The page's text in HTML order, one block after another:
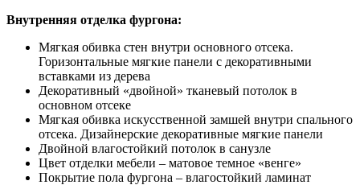
Внутренняя отделка фургона:
Мягкая обивка стен внутри основного отсека.
Горизонтальные мягкие панели с декоративными
вставками из дерева
Декоративный «двойной» тканевый потолок в
основном отсеке
Мягкая обивка искусственной замшей внутри спального
отсека. Дизайнерские декоративные мягкие панели
Двойной влагостойкий потолок в санузле
Цвет отделки мебели – матовое темное «венге»
Покрытие пола фургона – влагостойкий ламинат